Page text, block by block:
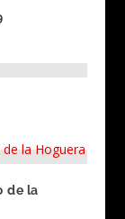
de la